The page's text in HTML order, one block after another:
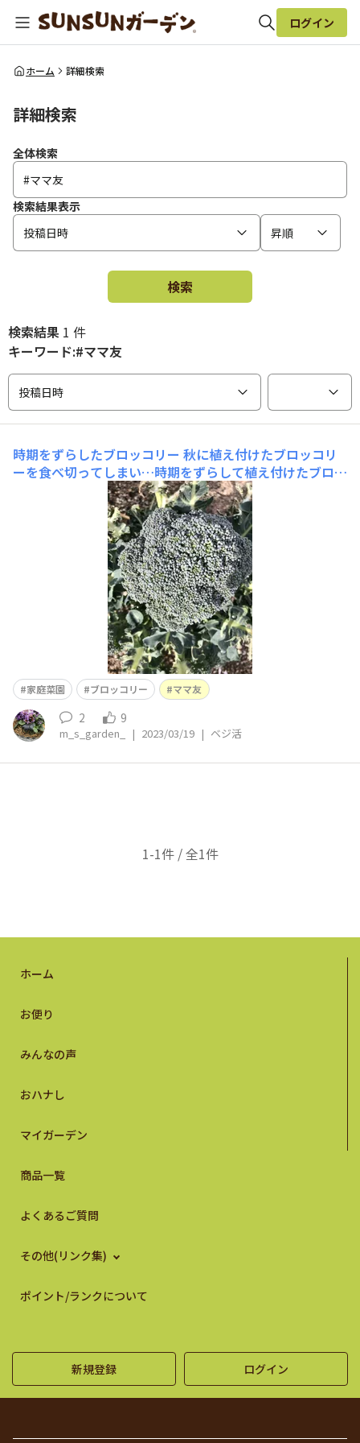
全体検索
ログイン
ホーム 詳細検索
詳細検索
全体検索
検索結果表示
投稿日時
昇順
検索
検索結果 1 件
キーワード:#ママ友
投稿日時
時期をずらしたブロッコリー 秋に植え付けたブロッコリ
ーを食べ切ってしまい…時期をずらして植え付けたブロッ
コリーがどんどん生長して収穫を迎えました😊今回は、
仲良しのママ友さんのお家へお裾分け…野菜大好きファミ
リーなんで喜んでもらえて良かったです🍴
家庭菜園 ブロッコリー ママ友
2 9
m_s_garden_ | 2023/03/19 | ベジ活
1-1件 / 全1件
ホーム
お便り
みんなの声
おハナし
マイガーデン
商品一覧
よくあるご質問
その他(リンク集)
ポイント/ランクについて
新規登録 ログイン